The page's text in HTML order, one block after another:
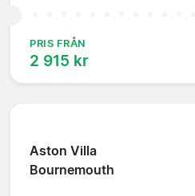
PRIS FRÅN
2 915 kr
Aston Villa
Bournemouth